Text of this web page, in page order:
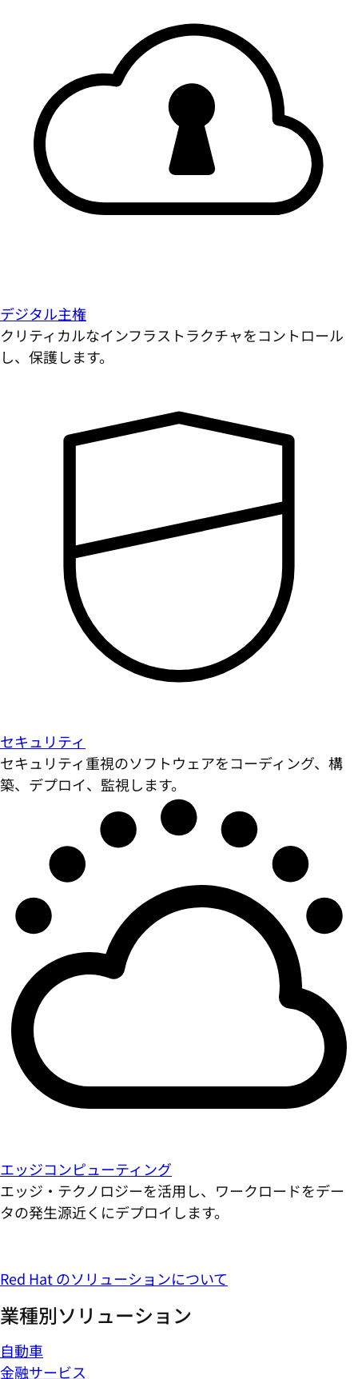
デジタル主権
クリティカルなインフラストラクチャをコントロール
し、保護します。
セキュリティ
セキュリティ重視のソフトウェアをコーディング、構
築、デプロイ、監視します。
エッジコンピューティング
エッジ・テクノロジーを活用し、ワークロードをデー
タの発生源近くにデプロイします。
Red Hat のソリューションについて
業種別ソリューション
自動車
金融サービス